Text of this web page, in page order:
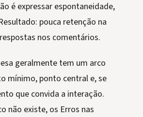
é expressar espontaneidade,
pouca retenção na
nos comentários.
geralmente tem um arco
mínimo, ponto central e, se
que convida a interação.
não existe, os Erros nas